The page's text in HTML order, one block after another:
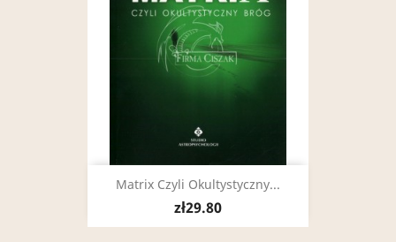
Matrix Czyli Okultystyczny...
zł29.80